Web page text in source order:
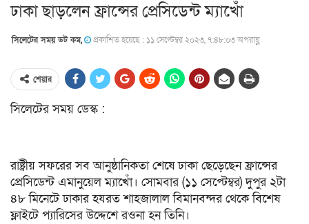
ঢাকা ছাড়লেন ফ্রান্সের প্রেসিডেন্ট ম্যাখোঁ
সিলেটের সময় ডট কম, প্রকাশিত হয়েছে : ১১ সেপ্টেম্বর ২০২৩, ৭:৪৮:০৩ অপরাহ্ণ
শেয়ার
সিলেটের সময় ডেস্ক :
রাষ্ট্রীয় সফরের সব আনুষ্ঠানিকতা শেষে ঢাকা ছেড়েছেন ফ্রান্সের
প্রেসিডেন্ট এমানুয়েল ম্যাখোঁ। সোমবার (১১ সেপ্টেম্বর) দুপুর ২টা
৪৮ মিনেটে ঢাকার হযরত শাহজালাল বিমানবন্দর থেকে বিশেষ
ফ্লাইটে প্যারিসের উদ্দেশে রওনা হন তিনি।